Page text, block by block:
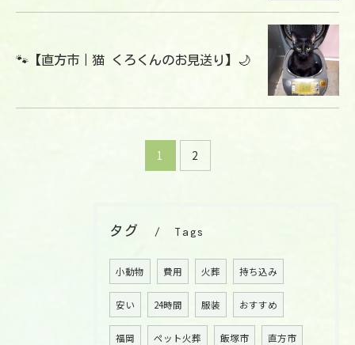
🐾【直方市｜猫 くろくんのお見送り】🌙
1 2
タグ Tags
小動物 費用 火葬 持ち込み
安い 24時間 服装 おすすめ
福岡 ペット火葬 飯塚市 直方市
お気軽にご相談ください